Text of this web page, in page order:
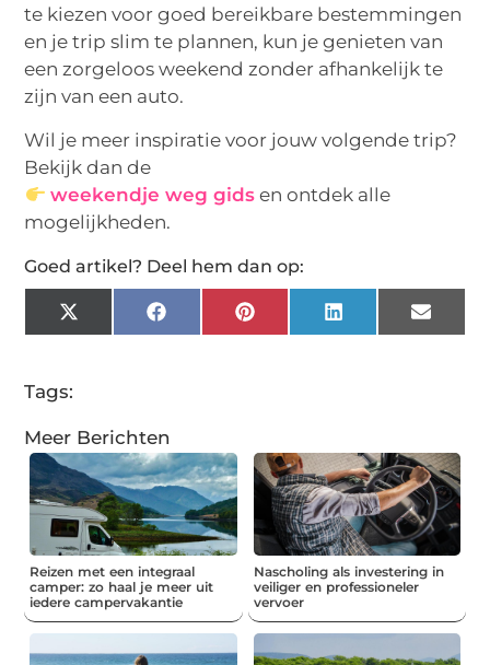
te kiezen voor goed bereikbare bestemmingen
en je trip slim te plannen, kun je genieten van
een zorgeloos weekend zonder afhankelijk te
zijn van een auto.
Wil je meer inspiratie voor jouw volgende trip?
Bekijk dan de
weekendje weg gidsen ontdek alle
mogelijkheden.
Goed artikel? Deel hem dan op:
X
(Twitter)
FacebookPinterestLinkedInEmail
Tags:
Meer Berichten
Reizen met een integraal
camper: zo haal je meer uit
iedere campervakantie
Nascholing als investering in
veiliger en professioneler
vervoer